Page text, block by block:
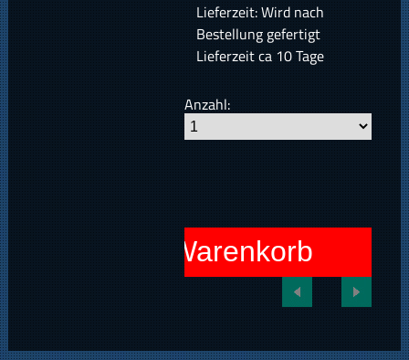
Lieferzeit: Wird nach
Bestellung gefertigt
Lieferzeit ca 10 Tage
Anzahl:
In den Warenkorb